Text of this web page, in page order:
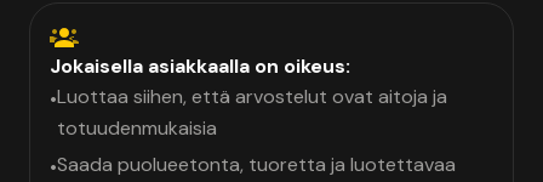
Jokaisella asiakkaalla on oikeus:
•Luottaa siihen, että arvostelut ovat aitoja ja
totuudenmukaisia
•Saada puolueetonta, tuoretta ja luotettavaa